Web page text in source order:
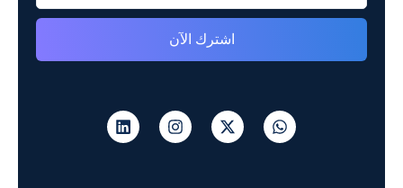
اشترك الآن